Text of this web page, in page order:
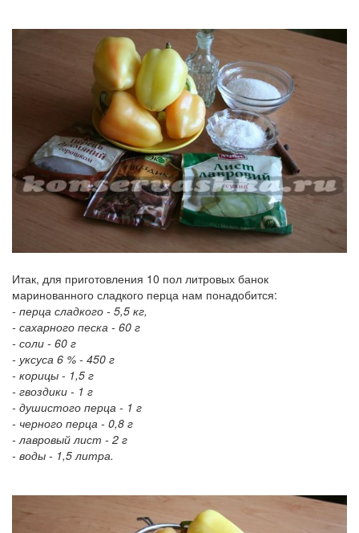
Итак, для приготовления 10 пол литровых банок
маринованного сладкого перца нам понадобится:
- перца сладкого - 5,5 кг,
- сахарного песка - 60 г
- соли - 60 г
- уксуса 6 % - 450 г
- корицы - 1,5 г
- гвоздики - 1 г
- душистого перца - 1 г
- черного перца - 0,8 г
- лавровый лист - 2 г
- воды - 1,5 литра.